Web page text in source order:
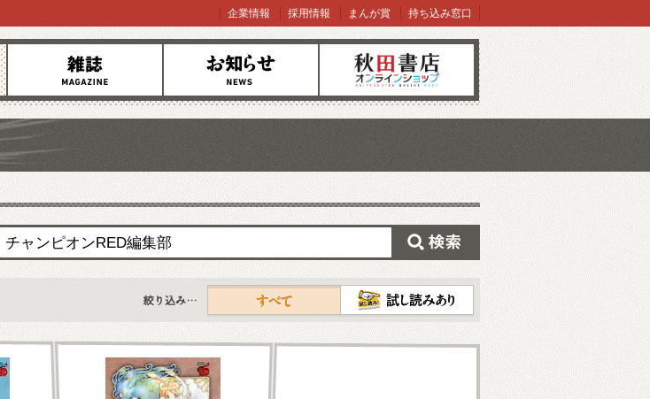
雑誌 お知らせ オンラインショップ
企業情報 採用情報 まんが賞 持ち込み窓口
すべて